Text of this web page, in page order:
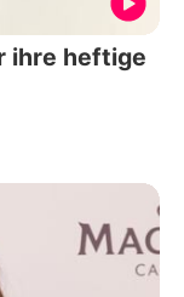
ihre heftige